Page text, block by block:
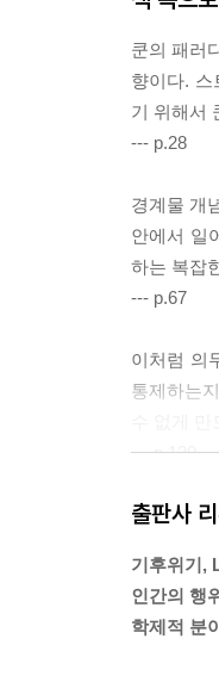
7장 페미
상황적 지
응답능력
돌봄의 논
사이보그
포스트휴
형상 figure
탈식민주
8장 인류
알터라이
코스모폴
찾아보기
쿤의 패러
향이다.
기 위해서
--- p.28
경계물 개
안에서 일
하는 복잡
--- p.67
이처럼 의
통제하는
--- p.120
근대인들
회
---
출판사
기후위기,
인간의 행
학제적 분